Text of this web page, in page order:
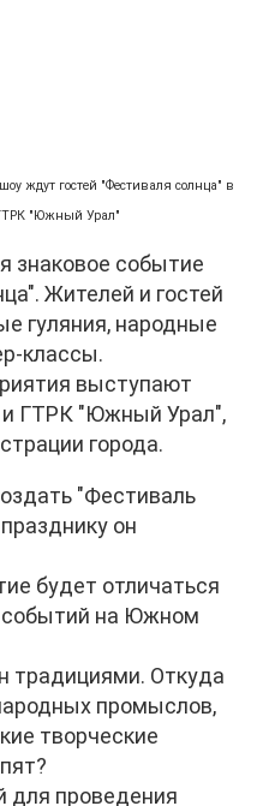
ждут гостей "Фестиваля солнца" в
"Южный Урал"
знаковое событие
Жителей и гостей
гуляния, народные
классы.
выступают
и ГТРК "Южный Урал",
города.
"Фестиваль
он
будет отличаться
событий на Южном
традициями. Откуда
промыслов,
творческие
для проведения